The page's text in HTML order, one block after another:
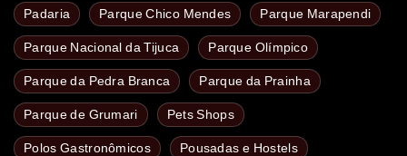
Padaria Parque Chico Mendes Parque Marapendi
Parque Nacional da Tijuca Parque Olímpico
Parque da Pedra Branca Parque da Prainha
Parque de Grumari Pets Shops
Polos Gastronômicos Pousadas e Hostels